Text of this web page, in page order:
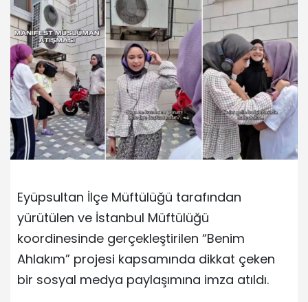
Eyüpsultan İlçe Müftülüğü tarafından
yürütülen ve İstanbul Müftülüğü
koordinesinde gerçekleştirilen “Benim
Ahlakım” projesi kapsamında dikkat çeken
bir sosyal medya paylaşımına imza atıldı.